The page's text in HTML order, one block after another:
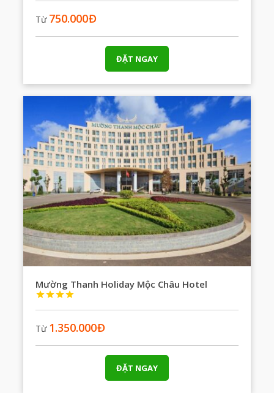
Từ 750.000Đ
ĐẶT NGAY
Mường Thanh Holiday Mộc Châu Hotel




Từ 1.350.000Đ
ĐẶT NGAY